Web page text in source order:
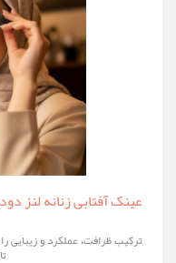
ترکیب ظرافت، عملکرد و زیبایی